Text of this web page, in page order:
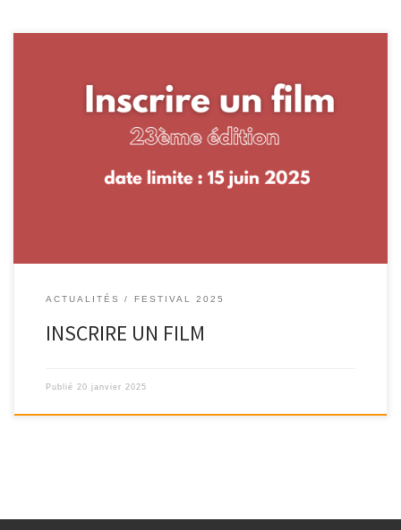
Les inscriptions de films pour la 23ème édition du Festival des
ACTUALITÉS FESTIVAL 2025
INSCRIRE UN FILM
Publié 20 janvier 2025